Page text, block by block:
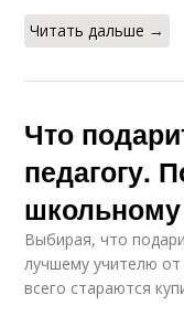
Читать дальше →
Что
педагогу.
Выбирая, что
лучшему учителю
всего стараются